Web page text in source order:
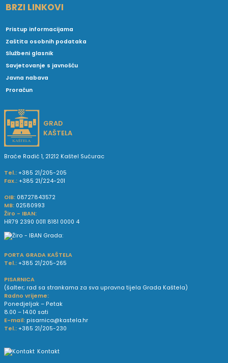
BRZI LINKOVI
Pristup informacijama
Zaštita osobnih podataka
Službeni glasnik
Savjetovanje s javnošću
Javna nabava
Proračun
GRAD
KAŠTELA
Braće Radić 1, 21212 Kaštel Sućurac
Tel.: +385 21/205-205
Fax.: +385 21/224-201
OIB: 08727843572
MB: 02580993
Žiro - IBAN:
HR79 2390 0011 8181 0000 4
PORTA GRADA KAŠTELA
Tel.: +385 21/205-265
PISARNICA
(šalter; rad sa strankama za sva upravna tijela Grada Kaštela)
Radno vrijeme:
Ponedjeljak – Petak
8.00 – 14.00 sati
E-mail: pisarnica@kastela.hr
Tel.: +385 21/205-230
Kontakt